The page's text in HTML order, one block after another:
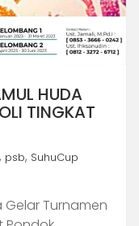
HUDA
TINGKAT
, psb, SuhuCup
Gelar Turnamen